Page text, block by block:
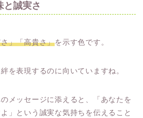
と誠実さ
」「高貴さ」を示す色です。
を表現するのに向いていますね。
メッセージに添えると、「あなたを
」という誠実な気持ちを伝えること